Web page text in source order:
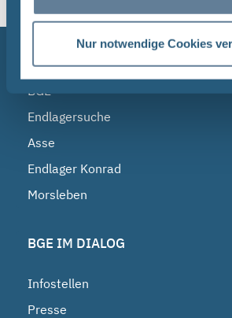
Nur notwendige Cookies
NAVIGATION
BGE
Endlagersuche
Asse
Endlager Konrad
Morsleben
BGE IM DIALOG
Infostellen
Presse